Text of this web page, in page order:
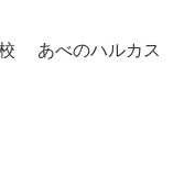
あべのハルカス